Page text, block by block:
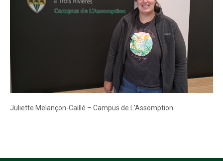
Juliette Melançon-Caillé – Campus de L’Assomption